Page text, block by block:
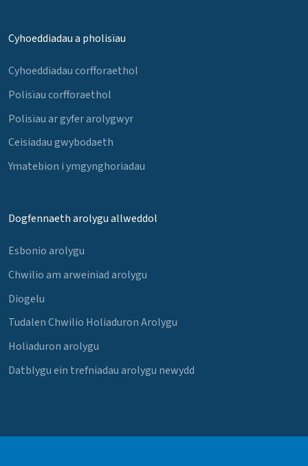
Cyhoeddiadau a pholisïau
Cyhoeddiadau corfforaethol
Polisïau corfforaethol
Polisïau ar gyfer arolygwyr
Ceisiadau gwybodaeth
Ymatebion i ymgynghoriadau
Dogfennaeth arolygu allweddol
Esbonio arolygu
Chwilio am arweiniad arolygu
Diogelu
Tudalen Chwilio Holiaduron Arolygu
Holiaduron arolygu
Datblygu ein trefniadau arolygu newydd